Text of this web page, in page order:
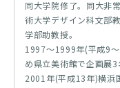
同大学院修了。同大非
術大学デザイン科文部
学部助教授。
1997～1999年(平成9
め県立美術館で企画展3
2001年(平成13年)横浜